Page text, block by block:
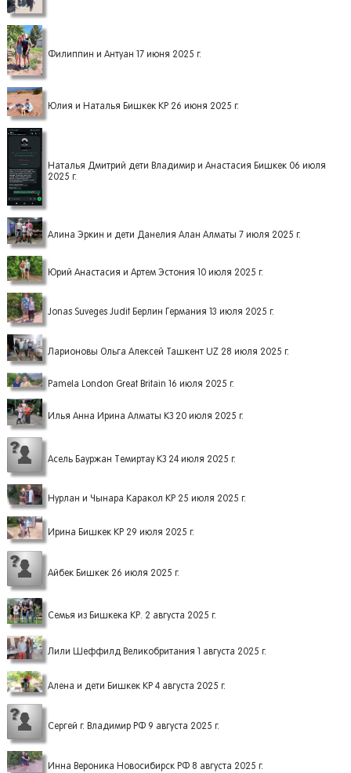
Филиппин и Антуан 17 июня 2025 г.
Юлия и Наталья Бишкек КР 26 июня 2025 г.
Наталья Дмитрий дети Владимир и Анастасия Бишкек 06 июля
2025 г.
Алина Эркин и дети Данелия Алан Алматы 7 июля 2025 г.
Юрий Анастасия и Артем Эстония 10 июля 2025 г.
Jonas Suveges Judit Берлин Германия 13 июля 2025 г.
Ларионовы Ольга Алексей Ташкент UZ 28 июля 2025 г.
Pamela London Great Britain 16 июля 2025 г.
Илья Анна Ирина Алматы КЗ 20 июля 2025 г.
Асель Бауржан Темиртау КЗ 24 июля 2025 г.
Нурлан и Чынара Каракол КР 25 июля 2025 г.
Ирина Бишкек КР 29 июля 2025 г.
Айбек Бишкек 26 июля 2025 г.
Семья из Бишкека КР. 2 августа 2025 г.
Лили Шеффилд Великобритания 1 августа 2025 г.
Алена и дети Бишкек КР 4 августа 2025 г.
Сергей г. Владимир РФ 9 августа 2025 г.
Инна Вероника Новосибирск РФ 8 августа 2025 г.